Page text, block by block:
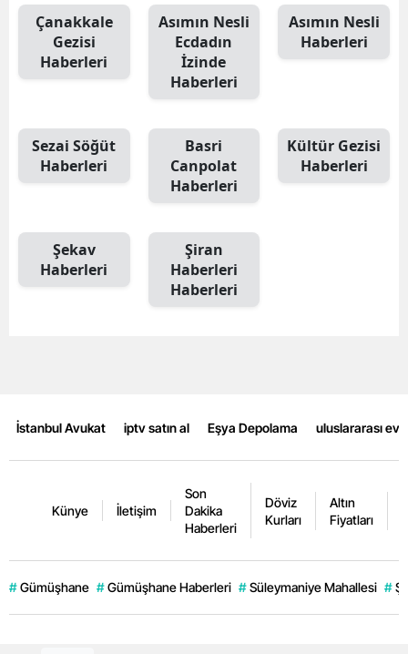
Eskişehir
Gaziantep
Giresun
Hakkari
Hatay
Isparta
Mersin
İstanbul
Kastamonu
Kayseri
Kırklareli
Kırşehir
Çanakkale
Gezisi
Haberleri
Asımın Nesli
Ecdadın
İzinde
Haberleri
Asımın Nesli
Haberleri
Sezai Söğüt
Haberleri
Basri
Canpolat
Haberleri
Kültür Gezisi
Haberleri
Şekav
Haberleri
Şiran
Haberleri
Haberleri
İstanbul Avukat iptv satın al Eşya Depolama uluslararası
Künye İletişim
Son
Dakika
Haberleri
Döviz
Kurları
Altın
Fiyatları
# Gümüşhane # Gümüşhane Haberleri # Süleymaniye Mahallesi #